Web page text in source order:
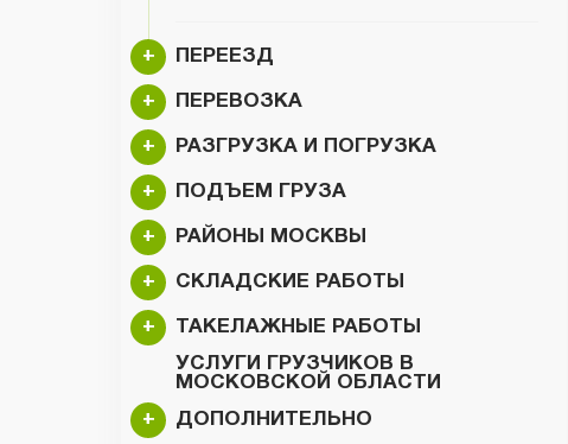
+ ПЕРЕЕЗД
+ ПЕРЕВОЗКА
+ РАЗГРУЗКА И ПОГРУЗКА
+ ПОДЪЕМ ГРУЗА
+ РАЙОНЫ МОСКВЫ
+ СКЛАДСКИЕ РАБОТЫ
+ ТАКЕЛАЖНЫЕ РАБОТЫ
УСЛУГИ ГРУЗЧИКОВ В
МОСКОВСКОЙ ОБЛАСТИ
+
ДОПОЛНИТЕЛЬНО